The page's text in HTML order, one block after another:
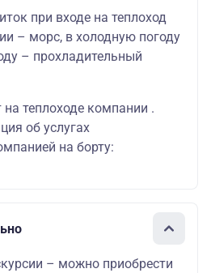
при входе на теплоход
– морс, в холодную погоду
– прохладительный
на теплоходе компании .
об услугах
на борту:
– можно приобрести